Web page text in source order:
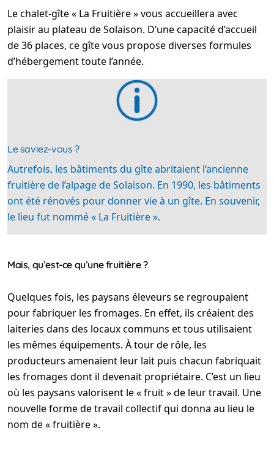
Le chalet-gîte « La Fruitière » vous accueillera avec
plaisir au plateau de Solaison. D’une capacité d’accueil
de 36 places, ce gîte vous propose diverses formules
d’hébergement toute l’année.
Le saviez-vous ?
Autrefois, les bâtiments du gîte abritaient l’ancienne
fruitière de l’alpage de Solaison. En 1990, les bâtiments
ont été rénovés pour donner vie à un gîte. En souvenir,
le lieu fut nommé « La Fruitière ».
Mais, qu’est-ce qu’une fruitière ?
Quelques fois, les paysans éleveurs se regroupaient
pour fabriquer les fromages. En effet, ils créaient des
laiteries dans des locaux communs et tous utilisaient
les mêmes équipements. À tour de rôle, les
producteurs amenaient leur lait puis chacun fabriquait
les fromages dont il devenait propriétaire. C’est un lieu
où les paysans valorisent le « fruit » de leur travail. Une
nouvelle forme de travail collectif qui donna au lieu le
nom de « fruitière ».